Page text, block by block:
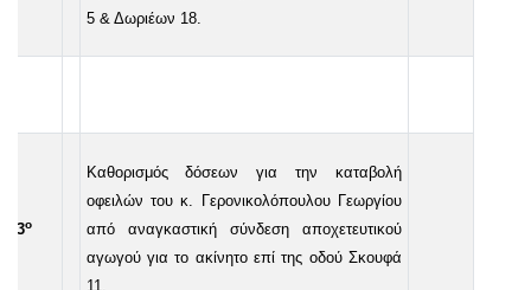
5 & Δωριέων 18.
43ο
Καθορισμός δόσεων για την καταβολή
οφειλών του κ. Γερονικολόπουλου Γεωργίου
από αναγκαστική σύνδεση αποχετευτικού
αγωγού για το ακίνητο επί της οδού Σκουφά
11.